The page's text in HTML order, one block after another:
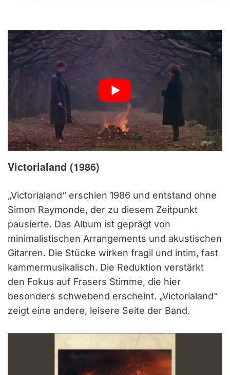
Victorialand (1986)
„Victorialand“ erschien 1986 und entstand ohne
Simon Raymonde, der zu diesem Zeitpunkt
pausierte. Das Album ist geprägt von
minimalistischen Arrangements und akustischen
Gitarren. Die Stücke wirken fragil und intim, fast
kammermusikalisch. Die Reduktion verstärkt
den Fokus auf Frasers Stimme, die hier
besonders schwebend erscheint. „Victorialand“
zeigt eine andere, leisere Seite der Band.